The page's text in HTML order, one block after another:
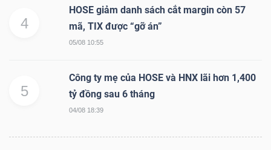
4
HOSE giảm danh sách cắt margin còn 57
mã, TIX được “gỡ án”
05/08 10:55
5
Công ty mẹ của HOSE và HNX lãi hơn 1,400
tỷ đồng sau 6 tháng
04/08 18:39
DÙNG